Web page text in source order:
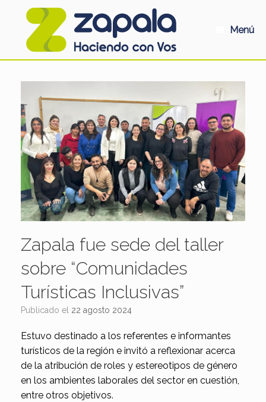
Menú
Zapala fue sede del taller
sobre “Comunidades
Turísticas Inclusivas”
Publicado el 22 agosto 2024
Estuvo destinado a los referentes e informantes
turísticos de la región e invitó a reflexionar acerca
de la atribución de roles y estereotipos de género
en los ambientes laborales del sector en cuestión,
entre otros objetivos.